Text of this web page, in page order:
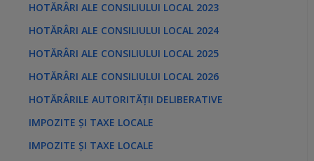
HOTĂRÂRI ALE CONSILIULUI LOCAL 2023
HOTĂRÂRI ALE CONSILIULUI LOCAL 2024
HOTĂRÂRI ALE CONSILIULUI LOCAL 2025
HOTĂRÂRI ALE CONSILIULUI LOCAL 2026
HOTĂRÂRILE AUTORITĂȚII DELIBERATIVE
IMPOZITE ȘI TAXE LOCALE
IMPOZITE ȘI TAXE LOCALE